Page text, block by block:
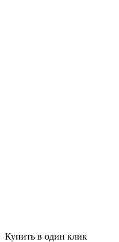
Купить в один клик